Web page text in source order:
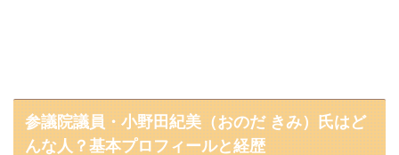
参議院議員・小野田紀美（おのだ きみ）氏はど
んな人？基本プロフィールと経歴